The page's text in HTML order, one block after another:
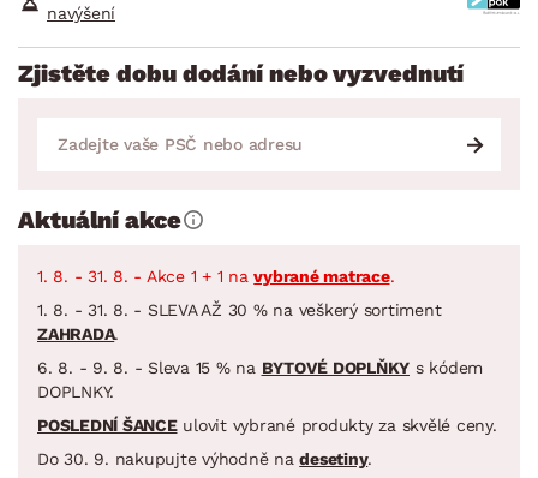
navýšení
Zjistěte dobu dodání nebo vyzvednutí
Aktuální akce
1. 8. - 31. 8. - Akce 1 + 1 navybrané matrace.
1. 8. - 31. 8. - SLEVA AŽ 30 % na veškerý sortiment
ZAHRADA.
6. 8. - 9. 8. - Sleva 15 % na BYTOVÉ DOPLŇKY s kódem
DOPLNKY.
POSLEDNÍ ŠANCEulovit vybrané produkty za skvělé ceny.
Do 30. 9. nakupujte výhodně nadesetiny.